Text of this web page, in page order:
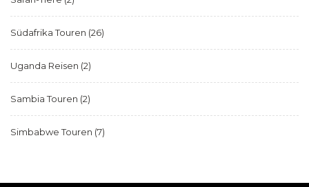
Südafrika Touren (26)
Uganda Reisen (2)
Sambia Touren (2)
Simbabwe Touren (7)